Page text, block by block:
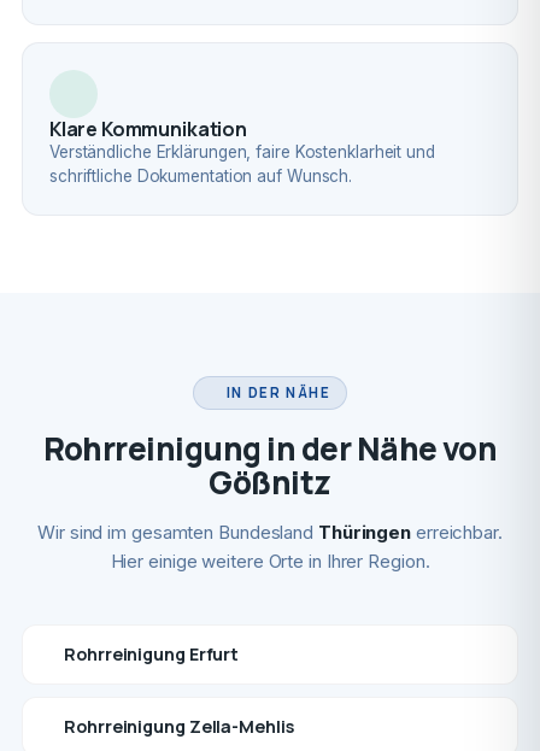
Klare Kommunikation
Verständliche Erklärungen, faire Kostenklarheit und
schriftliche Dokumentation auf Wunsch.
IN DER NÄHE
Rohrreinigung in der Nähe von
Gößnitz
Wir sind im gesamten Bundesland Thüringen erreichbar.
Hier einige weitere Orte in Ihrer Region.
Rohrreinigung Erfurt
Rohrreinigung Zella-Mehlis